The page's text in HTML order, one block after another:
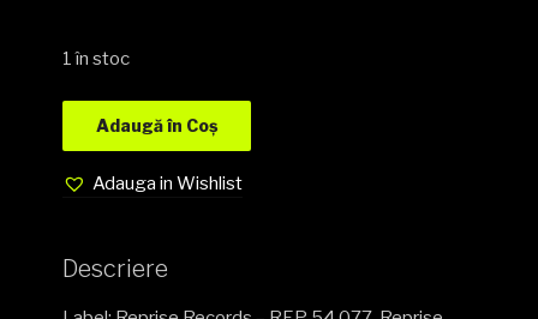
1 în stoc
Adaugă în Coș
Adauga in Wishlist
Descriere